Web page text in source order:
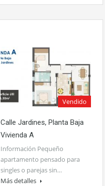
Vendido
Calle Jardines, Planta Baja
Vivienda A
Información Pequeño
apartamento pensado para
singles o parejas sin…
Más detalles